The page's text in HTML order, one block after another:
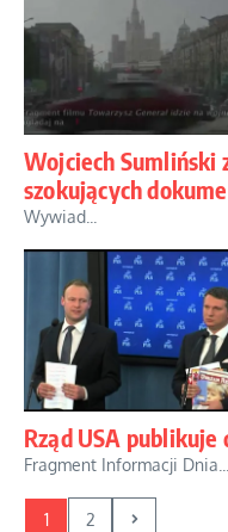
Wojciech Sumliński
szokujących
Wywiad...
Rząd USA
Fragment Informacji Dnia...
1
2